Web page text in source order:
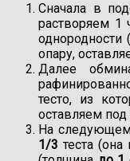
Сначала в
растворяем 1
опару,
Далее
тесто, из
оставляем
На
1/3 теста